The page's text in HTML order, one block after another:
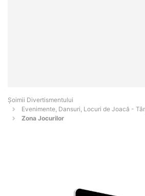
Şoimii Divertismentului
Evenimente, Dansuri, Locuri de Joacă -
Zona Jocurilor